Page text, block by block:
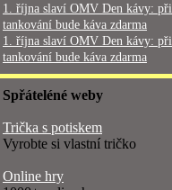
1. října slaví OMV Den kávy: při
tankování bude káva zdarma
1. října slaví OMV Den kávy: při
tankování bude káva zdarma
Spřáteléné weby
Trička s potiskem
Vyrobte si vlastní tričko
Online hry